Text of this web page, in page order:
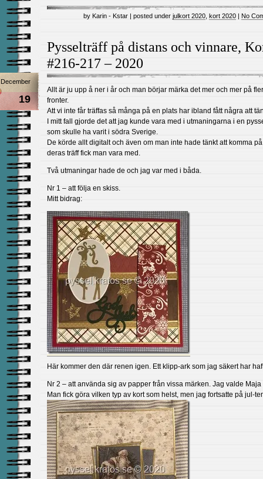
by Karin - Kstar | posted under julkort 2020 kort 2020 | No
Pysselträff på distans och vinnare,
#216-217 – 2020
December
19
Allt är ju upp å ner i år och man börjar märka det mer och mer på
fronter.
Att vi inte får träffas så många på en plats har ibland fått några att
I mitt fall gjorde det att jag kunde vara med i utmaningarna i en
som skulle ha varit i södra Sverige.
De körde allt digitalt och även om man inte hade tänkt att komma
deras träff fick man vara med.
Två utmaningar hade de och jag var med i båda.
Nr 1 – att följa en skiss.
Mitt bidrag:
Här kommer den där renen igen. Ett klipp-ark som jag säkert har
Nr 2 – att använda sig av papper från vissa märken. Jag valde
Man fick göra vilken typ av kort som helst, men jag fortsatte på jul-